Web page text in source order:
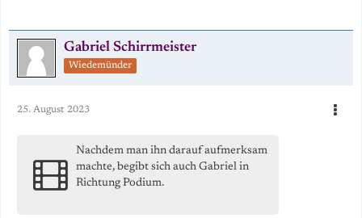
Gabriel Schirrmeister
Wiedemünder
25. August 2023
Nachdem man ihn darauf aufmerksam
machte, begibt sich auch Gabriel in
Richtung Podium.